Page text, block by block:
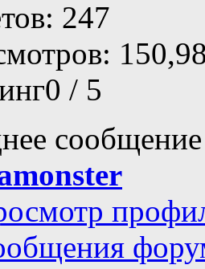
247
/ 5